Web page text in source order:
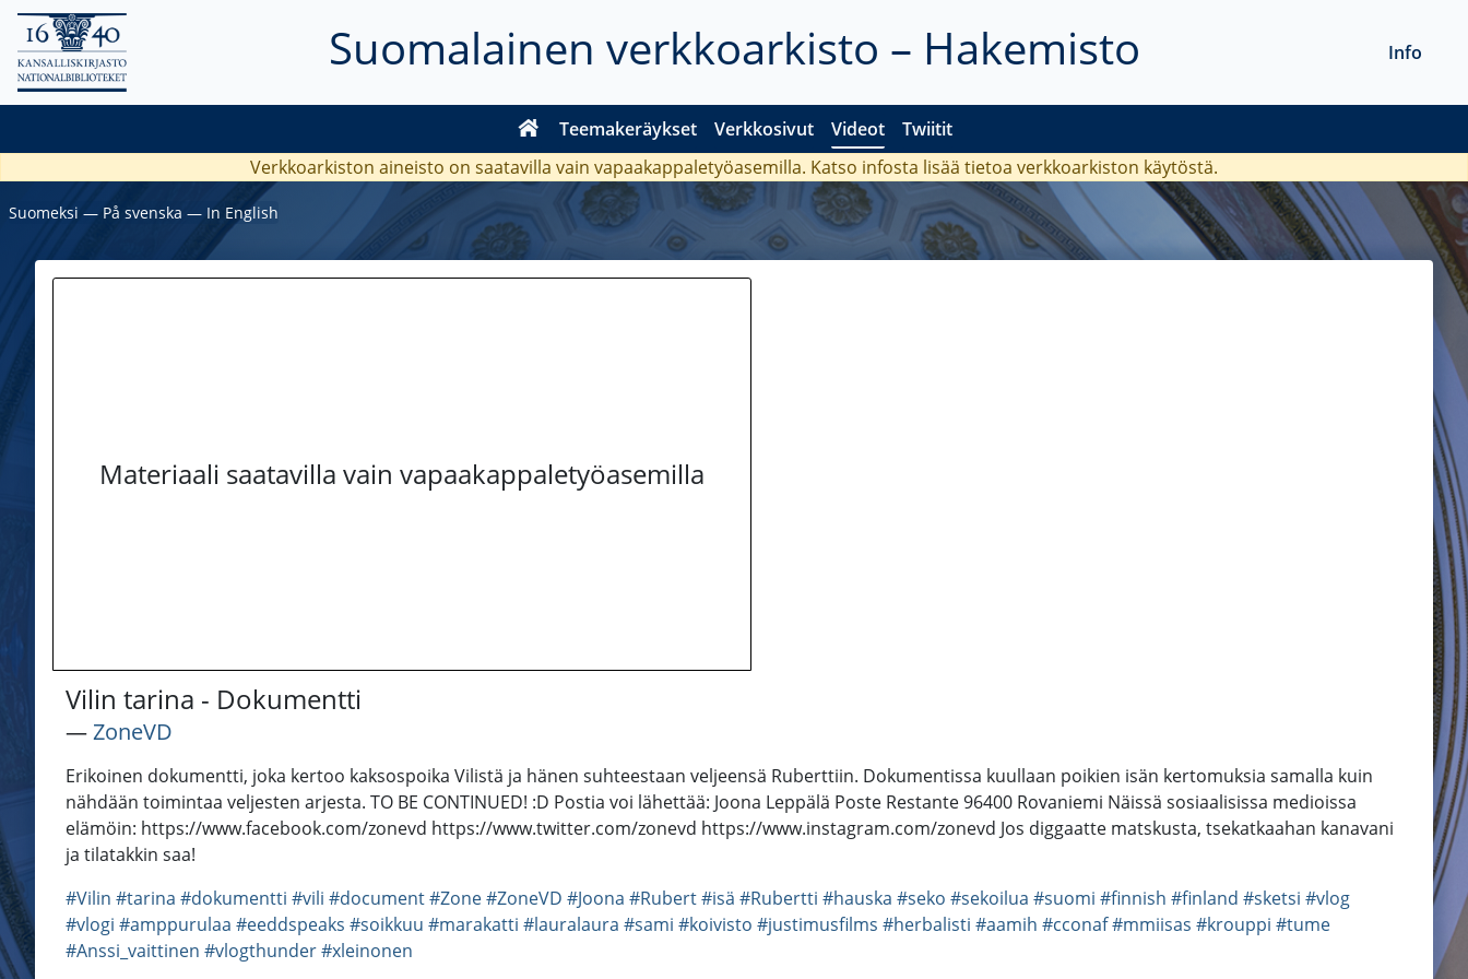
Suomalainen verkkoarkisto – Hakemisto
Teemakeräykset Verkkosivut Videot Twiitit
Info
Verkkoarkiston aineisto on saatavilla vain vapaakappaletyöasemilla. Katso infosta lisää tietoa verkkoarkiston käytöstä.
Suomeksi ― På svenska ― In English
Materiaali saatavilla vain vapaakappaletyöasemilla
Vilin tarina - Dokumentti
―ZoneVD
Erikoinen dokumentti, joka kertoo kaksospoika Vilistä ja hänen suhteestaan veljeensä Ruberttiin. Dokumentissa kuullaan poikien isän kertomuksia samalla kuin
nähdään toimintaa veljesten arjesta. TO BE CONTINUED! :D Postia voi lähettää: Joona Leppälä Poste Restante 96400 Rovaniemi Näissä sosiaalisissa medioissa
elämöin: https://www.facebook.com/zonevd https://www.twitter.com/zonevd https://www.instagram.com/zonevd Jos diggaatte matskusta, tsekatkaahan kanavani
ja tilatakkin saa!
#Vilin #tarina #dokumentti #vili #document#Zone#ZoneVD #Joona #Rubert#isä #Rubertti #hauska #seko #sekoilua #suomi #finnish #finland #sketsi #vlog
#vlogi #amppurulaa #eeddspeaks #soikkuu #marakatti #lauralaura #sami #koivisto #justimusfilms #herbalisti #aamih #cconaf#mmiisas #krouppi #tume
#Anssi_vaittinen #vlogthunder#xleinonen